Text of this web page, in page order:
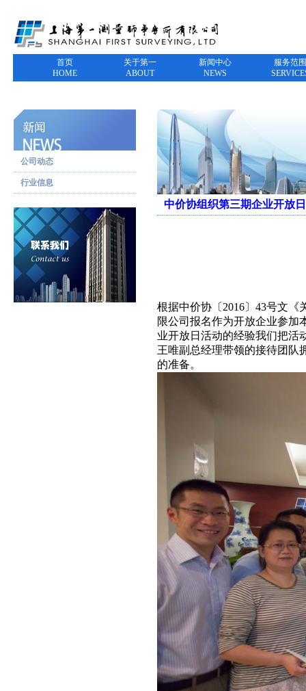
首页
HOME
关于第一
ABOUT
新闻中心
NEWS
服务范围
公司动态
行业信息
中价协组织第三期企业开放
根据中价协〔2016〕43号文
限公司报名作为开放企业参加
业开放日活动的经验我们把活
王唯副总经理带领的接待团队
的准备。